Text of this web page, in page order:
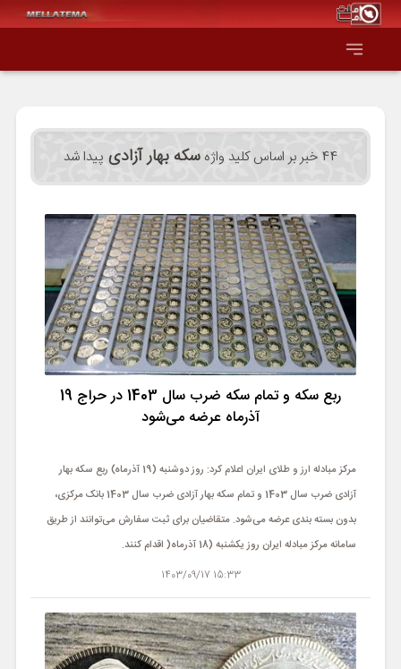
صفحه اصلی
اقتصاد
سیاست و جهان
جامعه و فرهنگ
دانش و فناوری
ورزشی
سبک زندگی
چند رسانه ای
44 خبر بر اساس کلید واژه سکه بهار آزادی پیدا شد
ربع سکه و تمام سکه ضرب سال 1403 در حراج 19
آذرماه عرضه می‌شود
مرکز مبادله ارز و طلای ایران اعلام کرد: روز دوشنبه (19 آذرماه) ربع سکه بهار
آزادی ضرب سال 1403 و تمام سکه بهار آزادی ضرب سال 1403 بانک مرکزی،
بدون بسته بندی عرضه می‌شود. متقاضیان برای ثبت سفارش می‌توانند از طریق
سامانه مرکز مبادله ایران روز یکشنبه (18 آذرماه( اقدام کنند.
15:33 1403/09/17